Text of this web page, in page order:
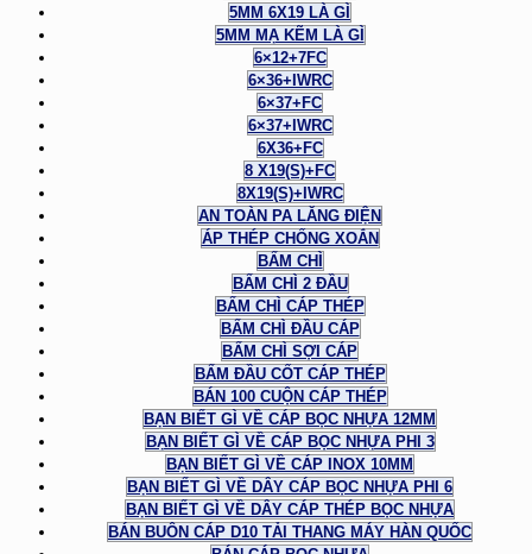
5MM 6X19 LÀ GÌ
5MM MẠ KẼM LÀ GÌ
6×12+7FC
6×36+IWRC
6×37+FC
6×37+IWRC
6X36+FC
8 X19(S)+FC
8X19(S)+IWRC
AN TOÀN PA LĂNG ĐIỆN
ÁP THÉP CHỐNG XOẮN
BẤM CHÌ
BẤM CHÌ 2 ĐẦU
BẤM CHÌ CÁP THÉP
BẤM CHÌ ĐẦU CÁP
BẤM CHÌ SỢI CÁP
BẤM ĐẦU CỐT CÁP THÉP
BÁN 100 CUỘN CÁP THÉP
BẠN BIẾT GÌ VỀ CÁP BỌC NHỰA 12MM
BẠN BIẾT GÌ VỀ CÁP BỌC NHỰA PHI 3
BẠN BIẾT GÌ VỀ CÁP INOX 10MM
BẠN BIẾT GÌ VỀ DÂY CÁP BỌC NHỰA PHI 6
BẠN BIẾT GÌ VỀ DÂY CÁP THÉP BỌC NHỰA
BÁN BUÔN CÁP D10 TẢI THANG MÁY HÀN QUỐC